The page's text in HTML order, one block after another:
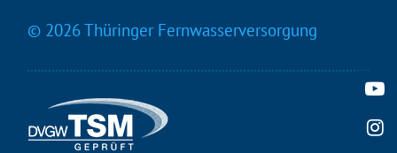
© 2026 Thüringer Fernwasserversorgung